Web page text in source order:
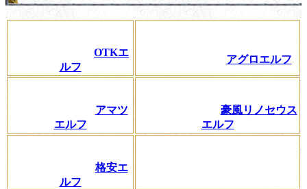
OTKエ
ルフ
アグロエルフ
アマツ
エルフ
豪風リノセウス
エルフ
格安エ
ルフ